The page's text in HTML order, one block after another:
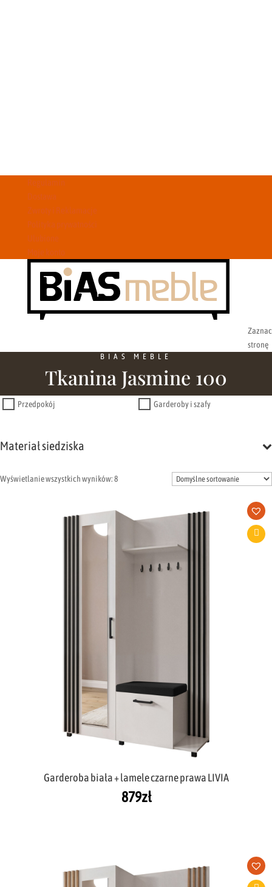
Regulamin
Dostawa
Zwroty i Reklamacje
Polityka prywatności
Ulubione
Moje konto
stronę
BIAS MEBLE
Tkanina Jasmine 100
Przedpokój Garderoby i szafy
Materiał siedziska
Wyświetlanie wszystkich wyników: 8
Garderoba biała + lamele czarne prawa LIVIA
879zł